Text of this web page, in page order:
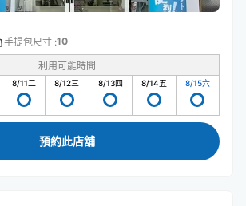
手提包尺寸 :10
利用可能時間
8/11二 8/12三 8/13四 8/14五 8/15六
預約此店舖